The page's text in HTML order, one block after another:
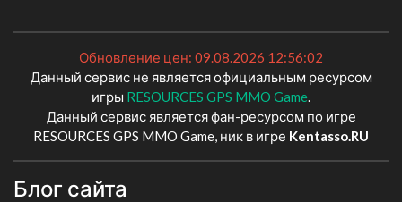
Обновление цен: 09.08.2026 12:56:02
Данный сервис не является официальным ресурсом
игры RESOURCES GPS MMO Game
Данный сервис является фан-ресурсом по игре
RESOURCES GPS MMO Game, ник в игре Kentasso.RU
Блог сайта